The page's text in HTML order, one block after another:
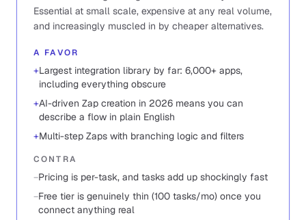
Essential at small scale, expensive at any real volume,
and increasingly muscled in by cheaper alternatives.
A FAVOR
+Largest integration library by far: 6,000+ apps,
including everything obscure
+AI-driven Zap creation in 2026 means you can
describe a flow in plain English
+Multi-step Zaps with branching logic and filters
CONTRA
−Pricing is per-task, and tasks add up shockingly fast
−Free tier is genuinely thin (100 tasks/mo) once you
connect anything real